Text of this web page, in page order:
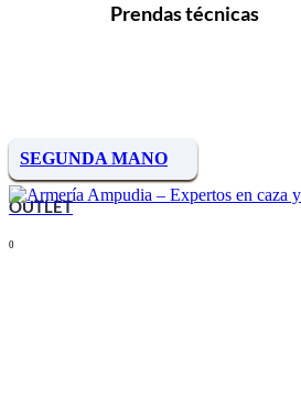
Prendas técnicas
SEGUNDA MANO
OUTLET
0